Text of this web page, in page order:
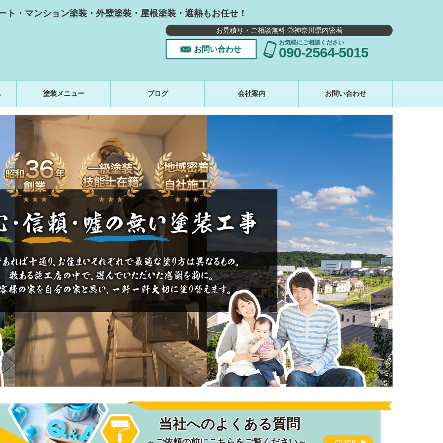
・マンション塗装・外壁塗装・屋根塗装・遮熱もお任せ！
お見積り・ご相談無料 ◎神奈川県内密着
お問い合わせ
お気軽にご相談ください
090-2564-5015
塗装メニュー ブログ 会社案内 お問い合わせ
当社へのよくある質問